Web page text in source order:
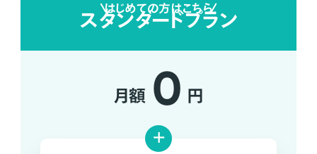
はじめての方はこちら
スタンダードプラン
月額 0 円
+